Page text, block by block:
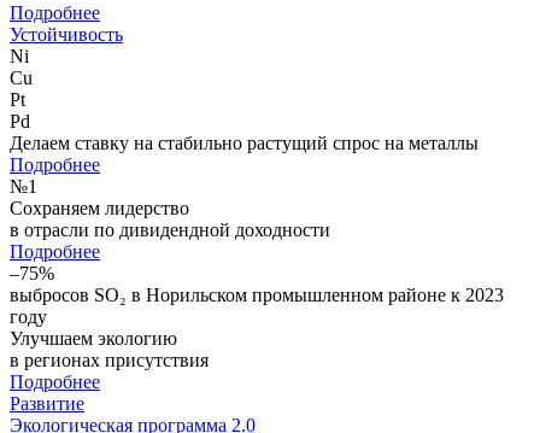
Подробнее
Устойчивость
Ni
Cu
Pt
Pd
Делаем ставку на стабильно растущий спрос на металлы
Подробнее
№1
Сохраняем лидерство
в отрасли по дивидендной доходности
Подробнее
–75%
выбросов SO₂ в Норильском промышленном районе к 2023
году
Улучшаем экологию
в регионах присутствия
Подробнее
Развитие
Экологическая программа 2.0